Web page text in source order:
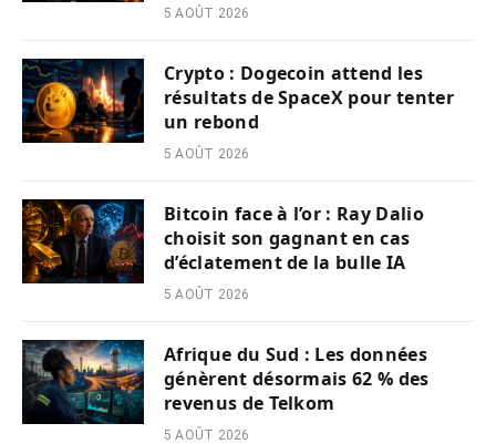
5 AOÛT 2026
Crypto : Dogecoin attend les
résultats de SpaceX pour tenter
un rebond
5 AOÛT 2026
Bitcoin face à l’or : Ray Dalio
choisit son gagnant en cas
d’éclatement de la bulle IA
5 AOÛT 2026
Afrique du Sud : Les données
génèrent désormais 62 % des
revenus de Telkom
5 AOÛT 2026